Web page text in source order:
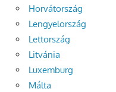
Horvátország
Lengyelország
Lettország
Litvánia
Luxemburg
Málta